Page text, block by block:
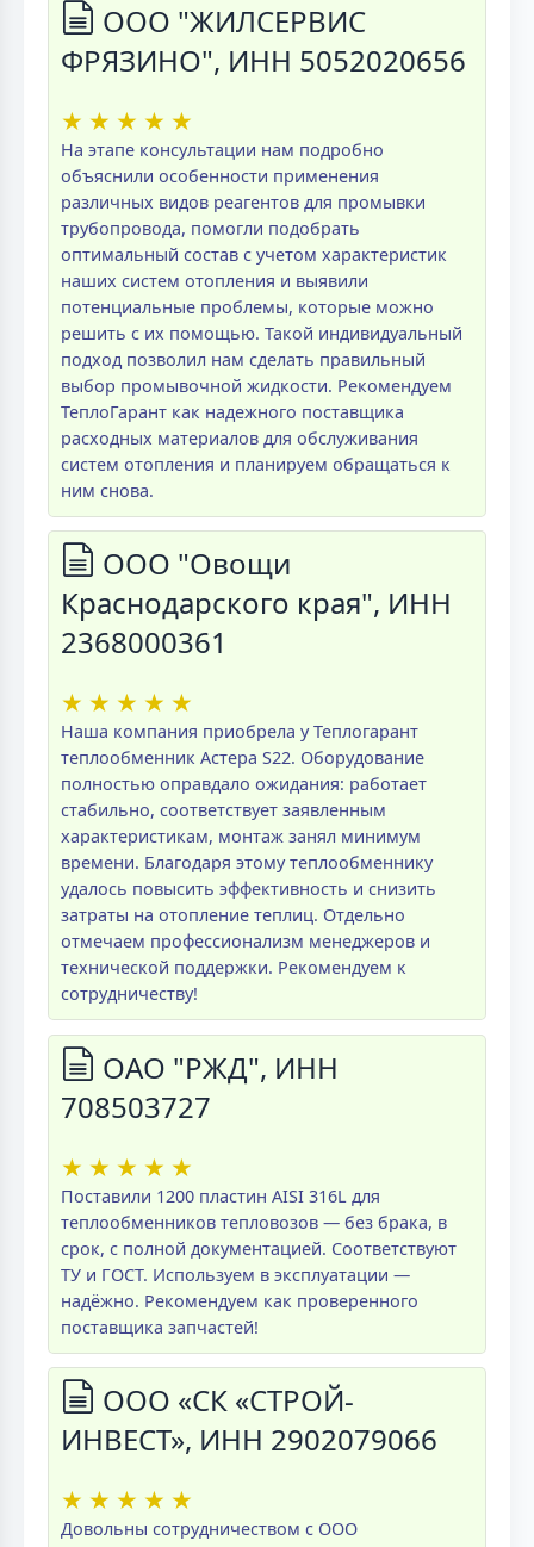
ООО "ЖИЛСЕРВИС
ФРЯЗИНО", ИНН 5052020656
★ ★ ★ ★ ★
На этапе консультации нам подробно
объяснили особенности применения
различных видов реагентов для промывки
трубопровода, помогли подобрать
оптимальный состав с учетом характеристик
наших систем отопления и выявили
потенциальные проблемы, которые можно
решить с их помощью. Такой индивидуальный
подход позволил нам сделать правильный
выбор промывочной жидкости. Рекомендуем
ТеплоГарант как надежного поставщика
расходных материалов для обслуживания
систем отопления и планируем обращаться к
ним снова.
ООО "Овощи
Краснодарского края", ИНН
2368000361
★ ★ ★ ★ ★
Наша компания приобрела у Теплогарант
теплообменник Астера S22. Оборудование
полностью оправдало ожидания: работает
стабильно, соответствует заявленным
характеристикам, монтаж занял минимум
времени. Благодаря этому теплообменнику
удалось повысить эффективность и снизить
затраты на отопление теплиц. Отдельно
отмечаем профессионализм менеджеров и
технической поддержки. Рекомендуем к
сотрудничеству!
ОАО "РЖД", ИНН
708503727
★ ★ ★ ★ ★
Поставили 1200 пластин AISI 316L для
теплообменников тепловозов — без брака, в
срок, с полной документацией. Соответствуют
ТУ и ГОСТ. Используем в эксплуатации —
надёжно. Рекомендуем как проверенного
поставщика запчастей!
ООО «СК «СТРОЙ-
ИНВЕСТ», ИНН 2902079066
★ ★ ★ ★ ★
Довольны сотрудничеством с ООО